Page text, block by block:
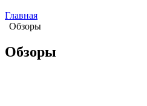
Главная
Обзоры
Обзоры